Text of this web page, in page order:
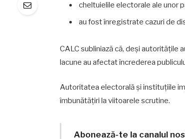
cheltuielile electorale ale unor
au fost înregistrate cazuri de
CALC subliniază că, deși autoritățile
lacune au afectat încrederea
Autoritatea electorală și instituțiile
îmbunătățiri la viitoarele scrutine.
Abonează-te la canalul